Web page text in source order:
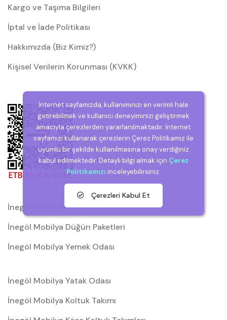
Kargo ve Taşıma Bilgileri
İptal ve İade Politikası
Hakkımızda (Biz Kimiz?)
Kişisel Verilerin Korunması (KVKK)
İnegöl Mobilya
İnegöl Mobilya Düğün Paketleri
İnegöl Mobilya Yemek Odası
İnegöl Mobilya Yatak Odası
İnegöl Mobilya Koltuk Takımı
İnternet sayfamızda, kullanımınızı en verimli hale
getirebilmek ve kullanıcı deneyiminizi geliştirmek
amacıyla çerezlerden yararlanılmaktadır. İnternet
sayfamızı kullanarak çerezlerin Çerez Politikamız ile
uyumlu bir şekilde kullanılmasına onay verdiğiniz
kabul edilmektedir. Detaylı bilgi almak için Çerez
Politikamızı inceleyebilirsiniz.
Çerezleri Kabul Et